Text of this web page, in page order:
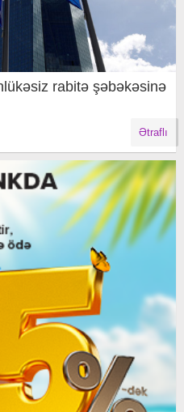
rabitə şəbəkəsinə
Ətraflı